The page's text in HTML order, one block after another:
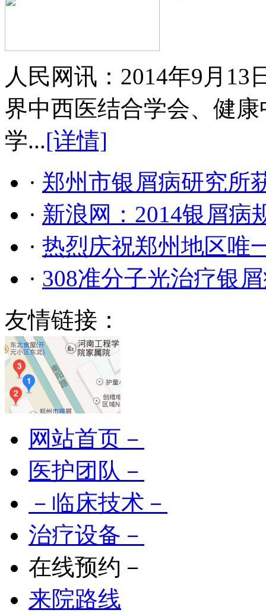
人民网讯：2014年9月
界中西医结合学会、健
学...[详情]
· 郑州市银屑病研究所
· 新浪网：2014银屑病
· 热烈庆祝郑州地区唯
· 308准分子光治疗银
友情链接：
网站首页－
医护团队－
－临床技术－
治疗设备－
在线预约－
来院路线